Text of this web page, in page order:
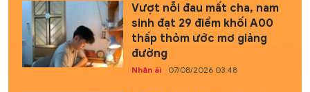
Vượt nỗi đau mất cha, nam
sinh đạt 29 điểm khối A00
thấp thỏm ước mơ giảng
đường
Nhân ái 07/08/2026 03:48